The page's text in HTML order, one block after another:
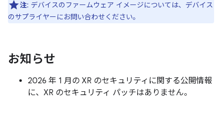
注: デバイスのファームウェア イメージについては、デバイス
のサプライヤーにお問い合わせください。
お知らせ
2026 年 1 月の XR のセキュリティに関する公開情報
に、XR のセキュリティ パッチはありません。